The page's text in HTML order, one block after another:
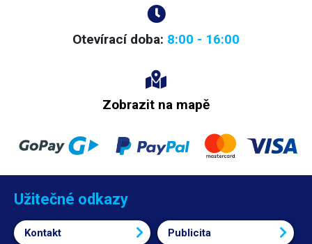
Otevírací doba: 8:00 - 16:00
Zobrazit na mapě
Užitečné odkazy
Kontakt Publicita